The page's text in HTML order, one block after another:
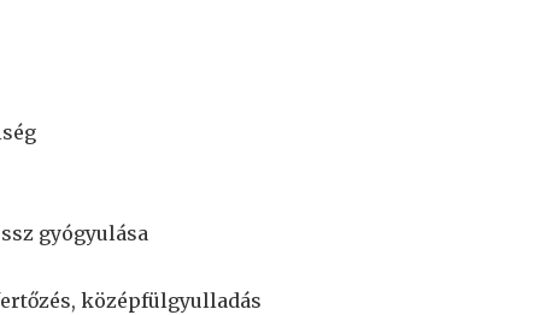
gyógyulása
középfülgyulladás